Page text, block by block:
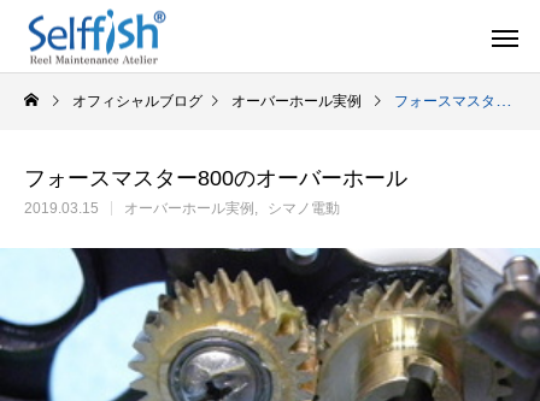
オフィシャルブログ オーバーホール実例 フォースマスター800のオーバーホール
フォースマスター800のオーバーホール
2019.03.15 オーバーホール実例 シマノ電動